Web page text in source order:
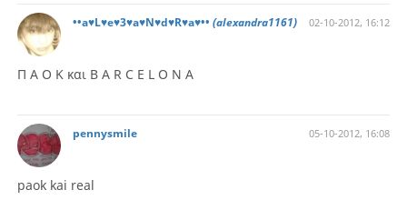
••a♥L♥e♥3♥a♥N♥d♥R♥a♥•• (alexandra1161) 02-10-2012, 16:12
Π Α Ο Κ και B A R C E L O N A
pennysmile 05-10-2012, 16:08
paok kai real